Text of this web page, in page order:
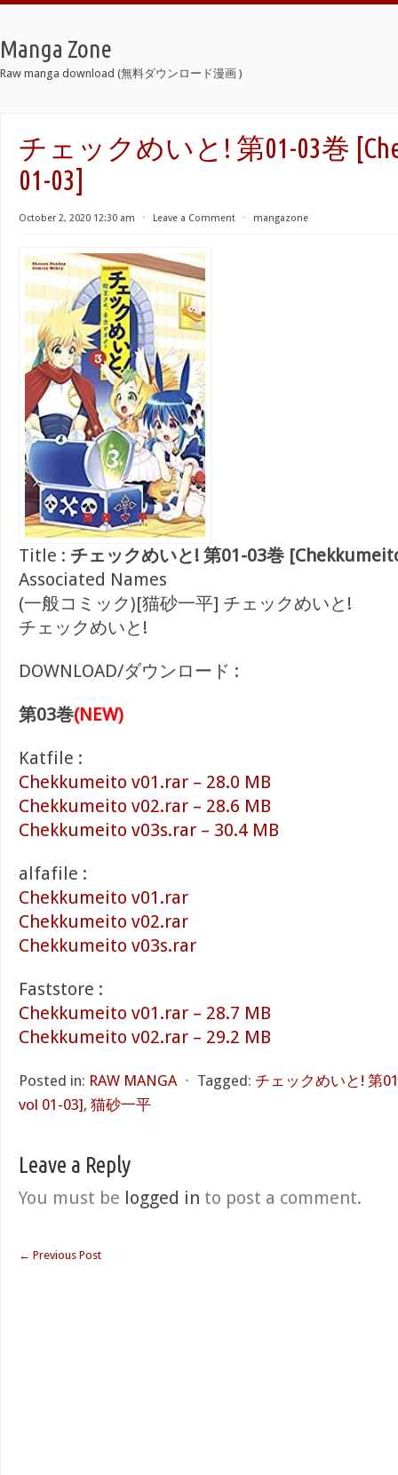
Manga Zone
Raw manga download (無料ダウンロード漫画 )
チェックめいと! 第01-03巻
01-03]
October 2, 2020 12:30 am ⋅ Leave a Comment ⋅ mangazone
Title : チェックめいと! 第01-03巻
Associated Names
(一般コミック)[猫砂一平] チェックめいと!
チェックめいと!
DOWNLOAD/ダウンロード :
第03巻(NEW)
Katfile :
Chekkumeito v01.rar – 28.0 MB
Chekkumeito v02.rar – 28.6 MB
Chekkumeito v03s.rar – 30.4 MB
alfafile :
Chekkumeito v01.rar
Chekkumeito v02.rar
Chekkumeito v03s.rar
Faststore :
Chekkumeito v01.rar – 28.7 MB
Chekkumeito v02.rar – 29.2 MB
Posted in: RAW MANGA ⋅ Tagged: チェックめいと! 第
vol 01-03], 猫砂一平
Leave a Reply
You must be logged in to post a comment.
← Previous Post